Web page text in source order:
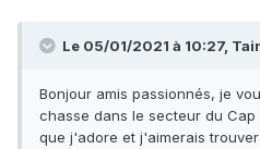
Le 05/01/2021 à 10:27,
Bonjour amis passionnés, je
chasse dans le secteur du
que j'adore et j'aimerais